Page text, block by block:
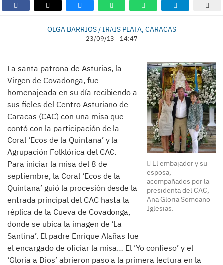
OLGA BARRIOS / IRAIS PLATA, CARACAS
23/09/13 - 14:47
El embajador y su
esposa,
acompañados por la
presidenta del CAC,
Ana Gloria Somoano
Iglesias.
La santa patrona de Asturias, la
Virgen de Covadonga, fue
homenajeada en su día recibiendo a
sus fieles del Centro Asturiano de
Caracas (CAC) con una misa que
contó con la participación de la
Coral ‘Ecos de la Quintana’ y la
Agrupación Folklórica del CAC.
Para iniciar la misa del 8 de
septiembre, la Coral ‘Ecos de la
Quintana’ guió la procesión desde la
entrada principal del CAC hasta la
réplica de la Cueva de Covadonga,
donde se ubica la imagen de ‘La
Santina’. El padre Enrique Alañas fue
el encargado de oficiar la misa… El ‘Yo confieso’ y el
‘Gloria a Dios’ abrieron paso a la primera lectura en la